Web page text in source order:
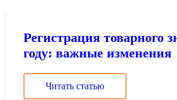
Регистрация товарного
году: важные изменения
Читать статью